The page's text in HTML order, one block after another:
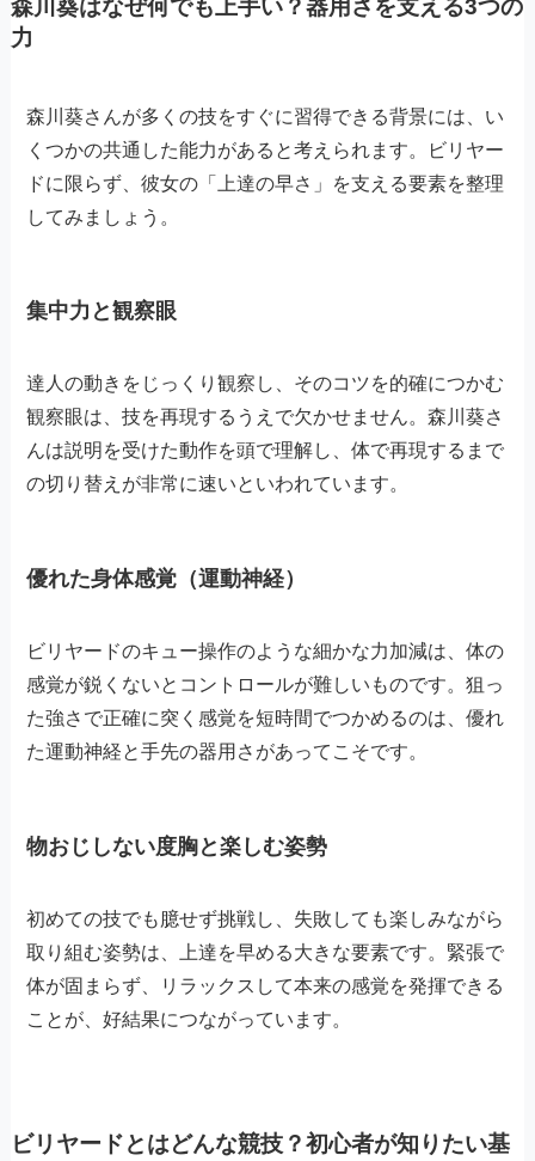
森川葵はなぜ何でも上手い？器用さを支える3つの
力
森川葵さんが多くの技をすぐに習得できる背景には、い
くつかの共通した能力があると考えられます。ビリヤー
ドに限らず、彼女の「上達の早さ」を支える要素を整理
してみましょう。
集中力と観察眼
達人の動きをじっくり観察し、そのコツを的確につかむ
観察眼は、技を再現するうえで欠かせません。森川葵さ
んは説明を受けた動作を頭で理解し、体で再現するまで
の切り替えが非常に速いといわれています。
優れた身体感覚（運動神経）
ビリヤードのキュー操作のような細かな力加減は、体の
感覚が鋭くないとコントロールが難しいものです。狙っ
た強さで正確に突く感覚を短時間でつかめるのは、優れ
た運動神経と手先の器用さがあってこそです。
物おじしない度胸と楽しむ姿勢
初めての技でも臆せず挑戦し、失敗しても楽しみながら
取り組む姿勢は、上達を早める大きな要素です。緊張で
体が固まらず、リラックスして本来の感覚を発揮できる
ことが、好結果につながっています。
ビリヤードとはどんな競技？初心者が知りたい基